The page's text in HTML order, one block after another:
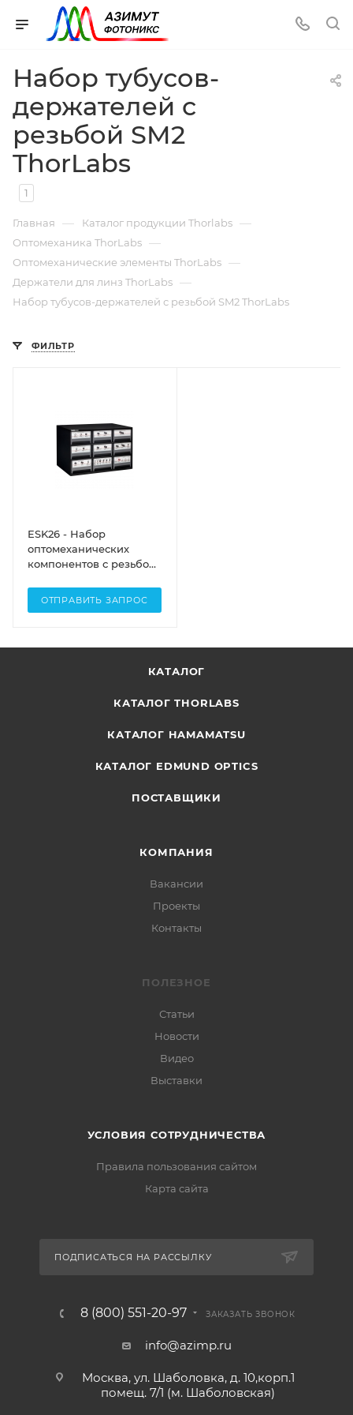
Набор тубусов-
держателей с
резьбой SM2
ThorLabs
1
Главная — Каталог продукции Thorlabs —
Оптомеханика ThorLabs —
Оптомеханические элементы ThorLabs —
Держатели для линз ThorLabs —
Набор тубусов-держателей с резьбой SM2 ThorLabs
ФИЛЬТР
ESK26 - Набор
оптомеханических
компонентов с резьбой
компоненты, 88 шт.,
Thorlabs
ОТПРАВИТЬ ЗАПРОС
КАТАЛОГ
КАТАЛОГ THORLABS
КАТАЛОГ HAMAMATSU
КАТАЛОГ EDMUND OPTICS
ПОСТАВЩИКИ
КОМПАНИЯ
Вакансии
Проекты
Контакты
ПОЛЕЗНОЕ
Статьи
Новости
Видео
Выставки
УСЛОВИЯ СОТРУДНИЧЕСТВА
Правила пользования сайтом
Карта сайта
ПОДПИСАТЬСЯ НА РАССЫЛКУ
8 (800) 551-20-97 ЗАКАЗАТЬ ЗВОНОК
info@azimp.ru
Москва, ул. Шаболовка, д. 10,корп.1
помещ. 7/1 (м. Шаболовская)